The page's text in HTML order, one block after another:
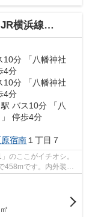
駅 原宿南1
10分 「八幡神社
4分
10分 「八幡神社
4分
駅 バス10分 「八
停歩4分
原宿南 １丁目７
ここがイチオシ。
です。内外装共